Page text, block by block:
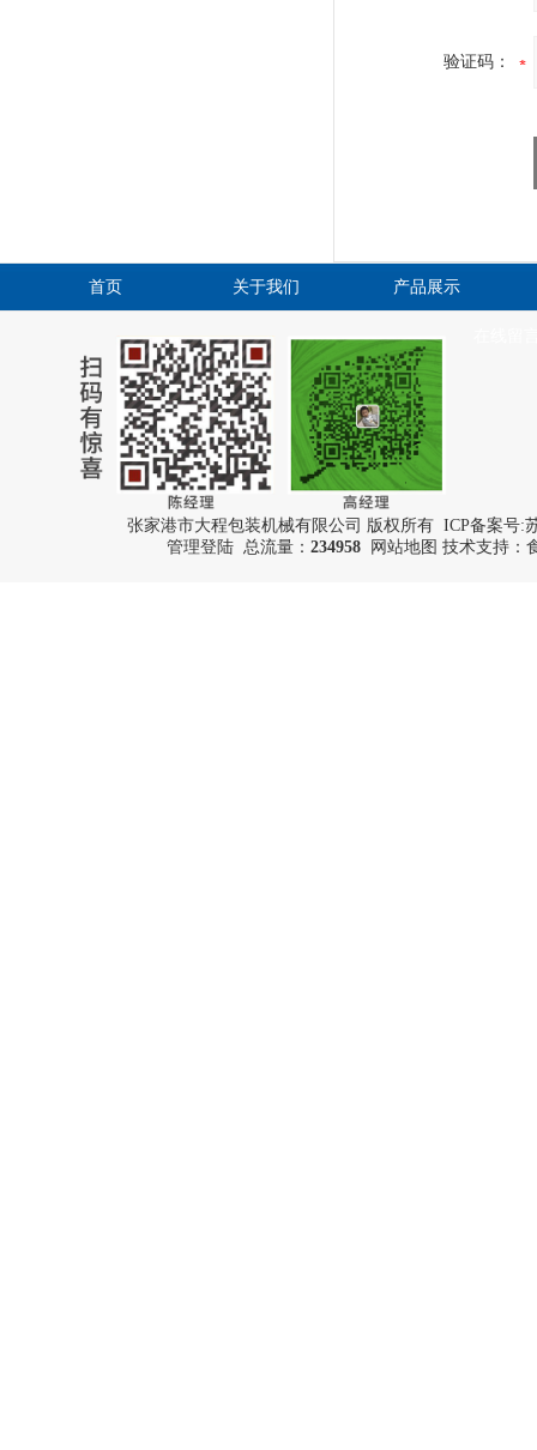
验证码：
首页 关于我们 产品展示
张家港市大程包装机械有限公司 版权所有 ICP备案号:
管理登陆总流量： 234958 网站地图 技术支持：